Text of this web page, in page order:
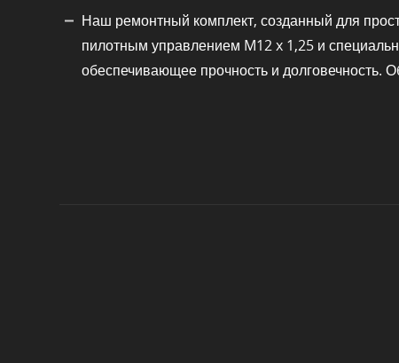
Наш ремонтный комплект, созданный для
пилотным управлением M12 x 1,25 и
обеспечивающее прочность и долговечность.